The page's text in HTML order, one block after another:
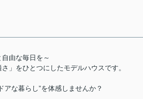
由な毎日を～
」をひとつにしたモデルハウスです。
アな暮らし”を体感しませんか？